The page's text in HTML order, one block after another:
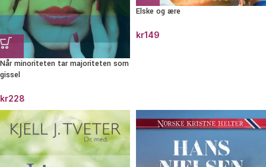
Når minoriteten tar majoriteten som
gissel
kr228
Elske og ære
kr149